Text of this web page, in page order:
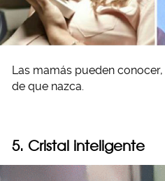
Las mamás pueden conocer,
de que nazca.
5. Cristal inteligente